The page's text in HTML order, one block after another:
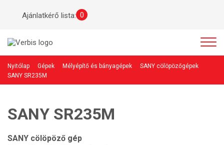
Ajánlatkérő lista: 0
Nyitólap Gépek Mélyépítő és bányagépek
SANY cölöpözőgépek
SANY SR235M
SANY SR235M
SANY cölöpöző gép